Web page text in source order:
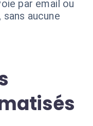
par email ou
aucune